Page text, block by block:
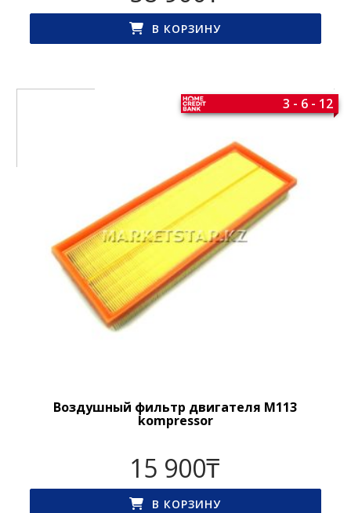
В КОРЗИНУ
Воздушный фильтр двигателя M113
kompressor
3 - 6 - 12
15 900₸
В КОРЗИНУ